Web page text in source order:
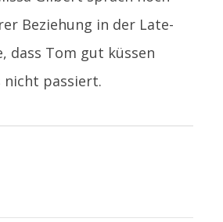
Beziehung in der Late-
dass Tom gut küssen
nicht passiert.